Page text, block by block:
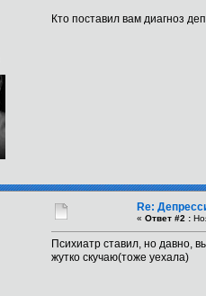
Кто поставил вам диагноз
Re:
« Ответ #2 :
Психиатр ставил, но давно,
жутко скучаю(тоже уехала)